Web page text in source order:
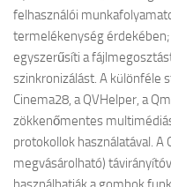
felhasználói
termelékenység érdekében;
egyszerűsíti a
szinkronizálást. A különféle
Cinema28, a QVHelper, a
zökkenőmentes
protokollok használatával. A
megvásárolható)